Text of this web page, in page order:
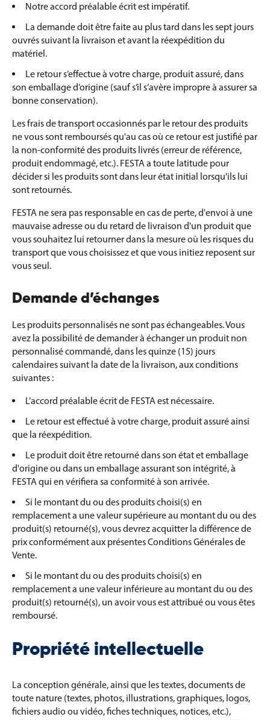
Notre accord préalable écrit est impératif.
La demande doit être faite au plus tard dans les sept jours
ouvrés suivant la livraison et avant la réexpédition du
matériel.
Le retour s’effectue à votre charge, produit assuré, dans
son emballage d’origine (sauf s’il s’avère impropre à assurer sa
bonne conservation).
Les frais de transport occasionnés par le retour des produits
ne vous sont remboursés qu'au cas où ce retour est justifié par
la non-conformité des produits livrés (erreur de référence,
produit endommagé, etc.). FESTA a toute latitude pour
décider si les produits sont dans leur état initial lorsqu'ils lui
sont retournés.
FESTA ne sera pas responsable en cas de perte, d'envoi à une
mauvaise adresse ou du retard de livraison d'un produit que
vous souhaitez lui retourner dans la mesure où les risques du
transport que vous choisissez et que vous initiez reposent sur
vous seul.
Demande d’échanges
Les produits personnalisés ne sont pas échangeables. Vous
avez la possibilité de demander à échanger un produit non
personnalisé commandé, dans les quinze (15) jours
calendaires suivant la date de la livraison, aux conditions
suivantes :
L’accord préalable écrit de FESTA est nécessaire.
Le retour est effectué à votre charge, produit assuré ainsi
que la réexpédition.
Le produit doit être retourné dans son état et emballage
d'origine ou dans un emballage assurant son intégrité, à
FESTA qui en vérifiera sa conformité à son arrivée.
Si le montant du ou des produits choisi(s) en
remplacement a une valeur supérieure au montant du ou des
produit(s) retourné(s), vous devrez acquitter la différence de
prix conformément aux présentes Conditions Générales de
Vente.
Si le montant du ou des produits choisi(s) en
remplacement a une valeur inférieure au montant du ou des
produit(s) retourné(s), un avoir vous est attribué ou vous êtes
remboursé.
Propriété intellectuelle
La conception générale, ainsi que les textes, documents de
toute nature (textes, photos, illustrations, graphiques, logos,
fichiers audio ou vidéo, fiches techniques, notices, etc.),